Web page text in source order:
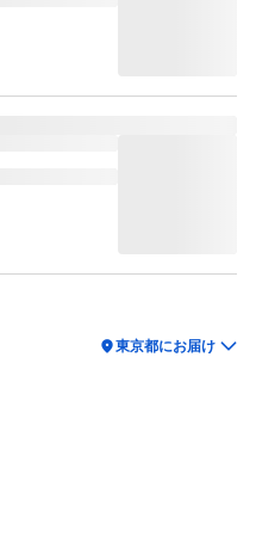
location_on東京都にお届け